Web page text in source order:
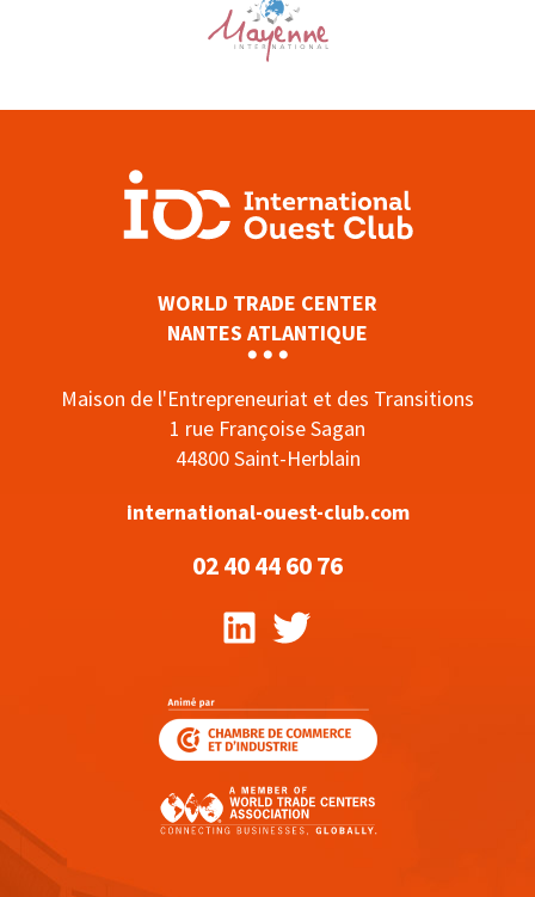
WORLD TRADE CENTER
NANTES ATLANTIQUE
Maison de l'Entrepreneuriat et des Transitions
1 rue Françoise Sagan
44800 Saint-Herblain
international-ouest-club.com
02 40 44 60 76